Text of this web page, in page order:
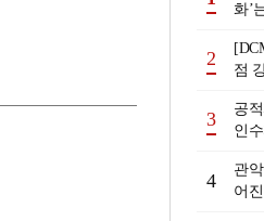
화’
2
점
3
공
인
행
4
관
어